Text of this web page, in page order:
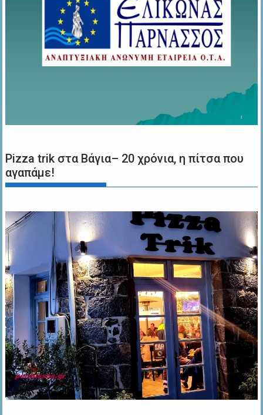
Pizza trik στα Βάγια– 20 χρόνια, η πίτσα που
αγαπάμε!